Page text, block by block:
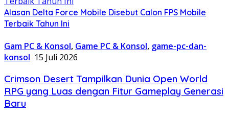
Alasan Delta Force Mobile Disebut Calon FPS Mobile
Terbaik Tahun Ini
Gam PC & Konsol, Game PC & Konsol, game-pc-dan-
konsol 15 Juli 2026
Crimson Desert Tampilkan Dunia Open World
RPG yang Luas dengan Fitur Gameplay Generasi
Baru